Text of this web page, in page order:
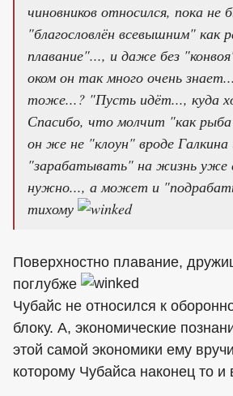
чиновников относился, пока не
"благословлён всевышним" как
плавание"..., и даже без
оком он так много очень
тоже...? "Пусть идёт..., куда
Спасибо, что молчит "как
он же не "клоун" вроде
"зарабатывать" на жизнь уже
нужно..., а может и
тихому
Поверхностно плавание,
поглубже
Чубайс не относился к
блоку. А, экономические
этой самой экономики ему
которому Чубайса наконец то и